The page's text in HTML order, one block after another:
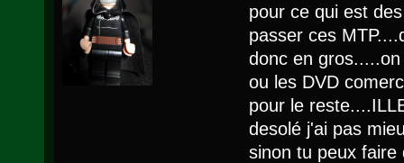
pour ce qui est
passer ces
donc en
ou les DVD
pour le
desolé j'ai pas
sinon tu peux faire